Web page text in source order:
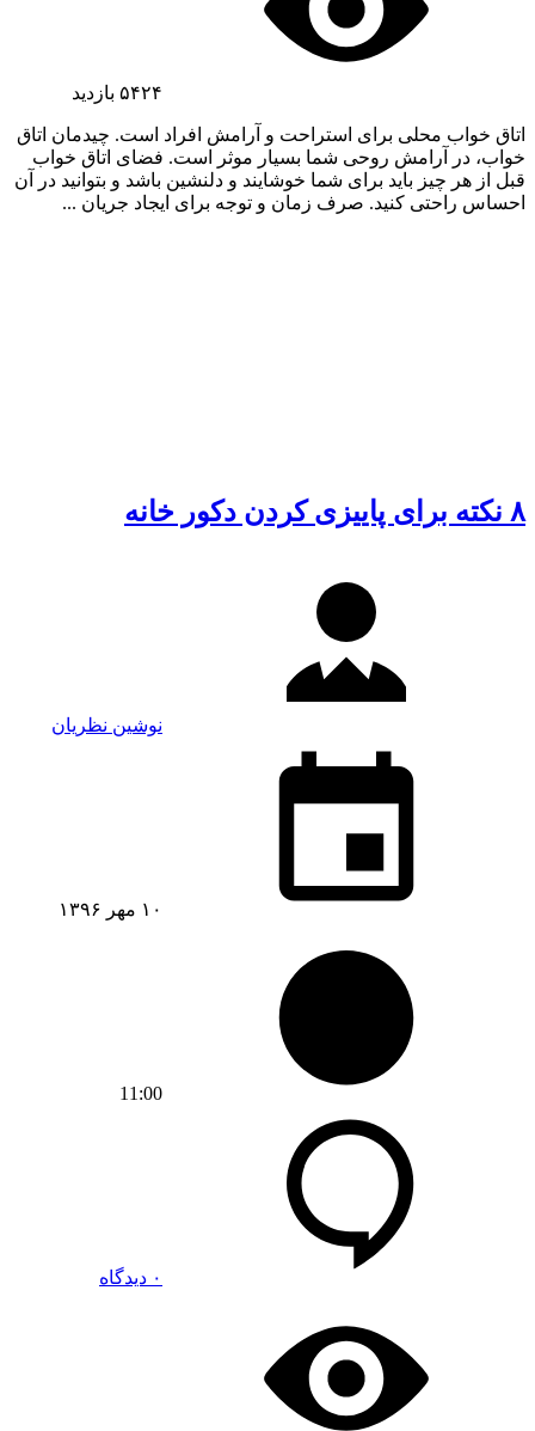
۵۴۲۴ بازدید
اتاق خواب محلی برای استراحت و آرامش افراد است. چیدمان اتاق
خواب، در آرامش روحی شما بسیار موثر است. فضای اتاق خواب
قبل از هر چیز باید برای شما خوشایند و دلنشین باشد و بتوانید در آن
احساس راحتی کنید. صرف زمان و توجه برای ایجاد جریان ...
۸ نکته برای پاییزی کردن دکور خانه
نوشین نظریان
۱۰ مهر ۱۳۹۶
11:00
۰ دیدگاه